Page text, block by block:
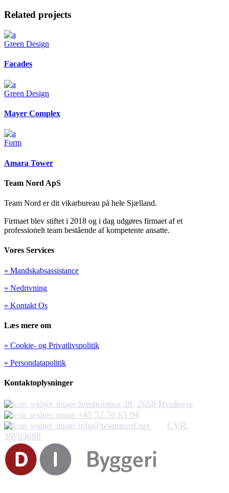
Related projects
Green Design
Facades
Green Design
Mayer Complex
Form
Amara Tower
Team Nord ApS
Team Nord er dit vikarbureau på hele Sjælland.
Firmaet blev stiftet i 2018 og i dag udgøres firmaet af et
professionelt team bestående af kompetente ansatte.
Vores Services
» Mandskabsassistance
» Nedrivning
» Kontakt Os
Læs mere om
» Cookie- og Privatlivspolitik
» Persondatapolitik
Kontaktoplysninger
Jernholmen 38, 2650 Hvidovre
+45 52 76 63 94
info@teamnord.net
CVR.
39703688